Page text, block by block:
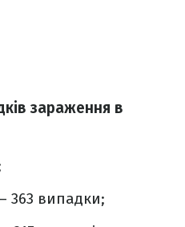
зараження в
363 випадки;